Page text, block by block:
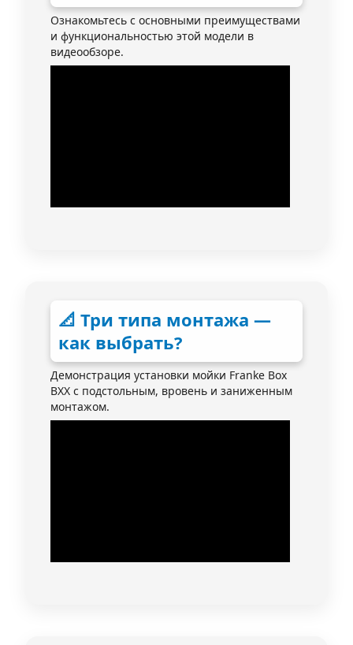
Ознакомьтесь с основными преимуществами
и функциональностью этой модели в
видеообзоре.
📐 Три типа монтажа —
как выбрать?
Демонстрация установки мойки Franke Box
BXX с подстольным, вровень и заниженным
монтажом.